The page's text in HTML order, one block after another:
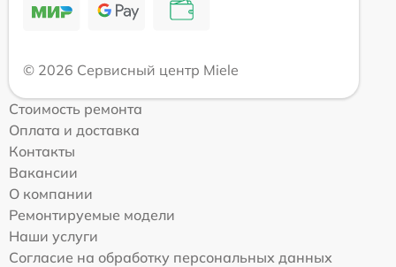
© 2026 Сервисный центр Miele
Стоимость ремонта
Оплата и доставка
Контакты
Вакансии
О компании
Ремонтируемые модели
Наши услуги
Согласие на обработку персональных данных